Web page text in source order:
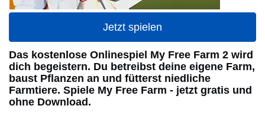
Jetzt spielen
Das kostenlose Onlinespiel My Free Farm 2 wird
dich begeistern. Du betreibst deine eigene Farm,
baust Pflanzen an und fütterst niedliche
Farmtiere. Spiele My Free Farm - jetzt gratis und
ohne Download.